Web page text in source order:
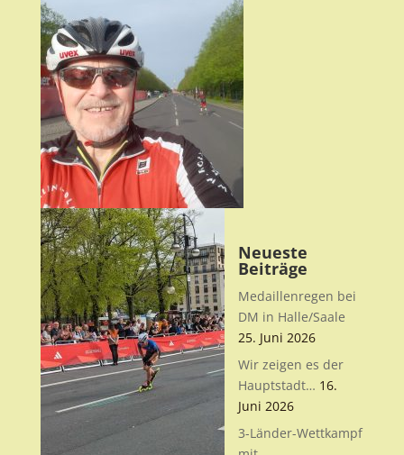
Neueste
Beiträge
Medaillenregen bei
DM in Halle/Saale
25. Juni 2026
Wir zeigen es der
Hauptstadt… 16.
Juni 2026
3-Länder-Wettkampf